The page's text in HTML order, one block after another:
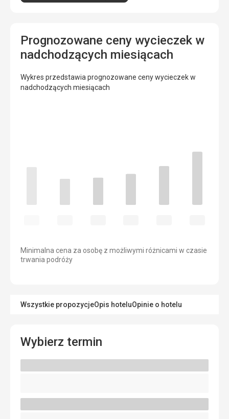
Prognozowane ceny wycieczek w
nadchodzących miesiącach
Wykres przedstawia prognozowane ceny wycieczek w
nadchodzących miesiącach
Minimalna cena za osobę z możliwymi różnicami w czasie
trwania podróży
Wszystkie propozycjeOpis hoteluOpinie o hotelu
Wybierz termin